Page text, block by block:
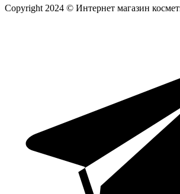
Copyright 2024 © Интернет магазин